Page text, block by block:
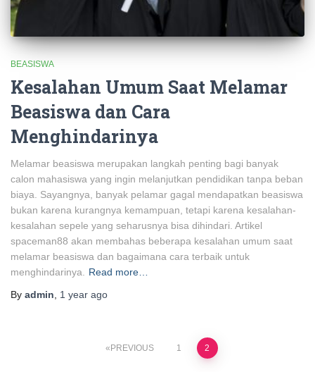
BEASISWA
Kesalahan Umum Saat Melamar
Beasiswa dan Cara
Menghindarinya
Melamar beasiswa merupakan langkah penting bagi banyak
calon mahasiswa yang ingin melanjutkan pendidikan tanpa beban
biaya. Sayangnya, banyak pelamar gagal mendapatkan beasiswa
bukan karena kurangnya kemampuan, tetapi karena kesalahan-
kesalahan sepele yang seharusnya bisa dihindari. Artikel
spaceman88 akan membahas beberapa kesalahan umum saat
melamar beasiswa dan bagaimana cara terbaik untuk
menghindarinya. Read more…
By admin, 1 year ago
PREVIOUS 1 2